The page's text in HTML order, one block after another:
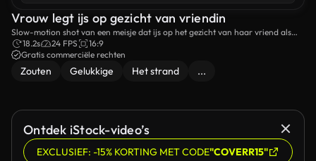
Vrouw legt ijs op gezicht van vriendin
Slow-motion shot van een meisje dat ijs op het gezicht van haar vriend als
een grap.
18.2s 24 FPS
16:9
Gratis commerciële rechten
Zouten Gelukkige Het strand ...
Ontdek iStock-video’s
EXCLUSIEF: -15% KORTING MET CODE"COVERR15"